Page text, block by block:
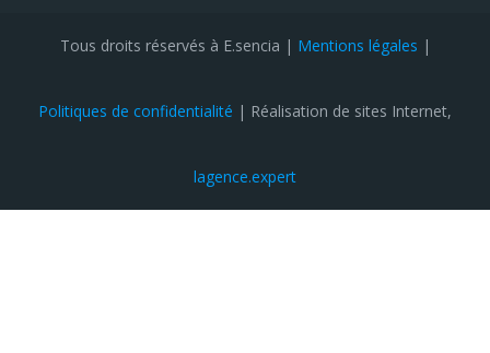
Tous droits réservés à E.sencia | Mentions légales |
Politiques de confidentialité | Réalisation de sites Internet,
lagence.expert